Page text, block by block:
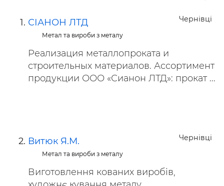
Чернівці
СІАНОН ЛТД
Метал та вироби з металу
Реализация металлопроката и
строительных материалов. Ассортимент
продукции ООО «Сианон ЛТД»: прокат ...
Чернівці
Витюк Я.М.
Метал та вироби з металу
Виготовлення кованих виробів,